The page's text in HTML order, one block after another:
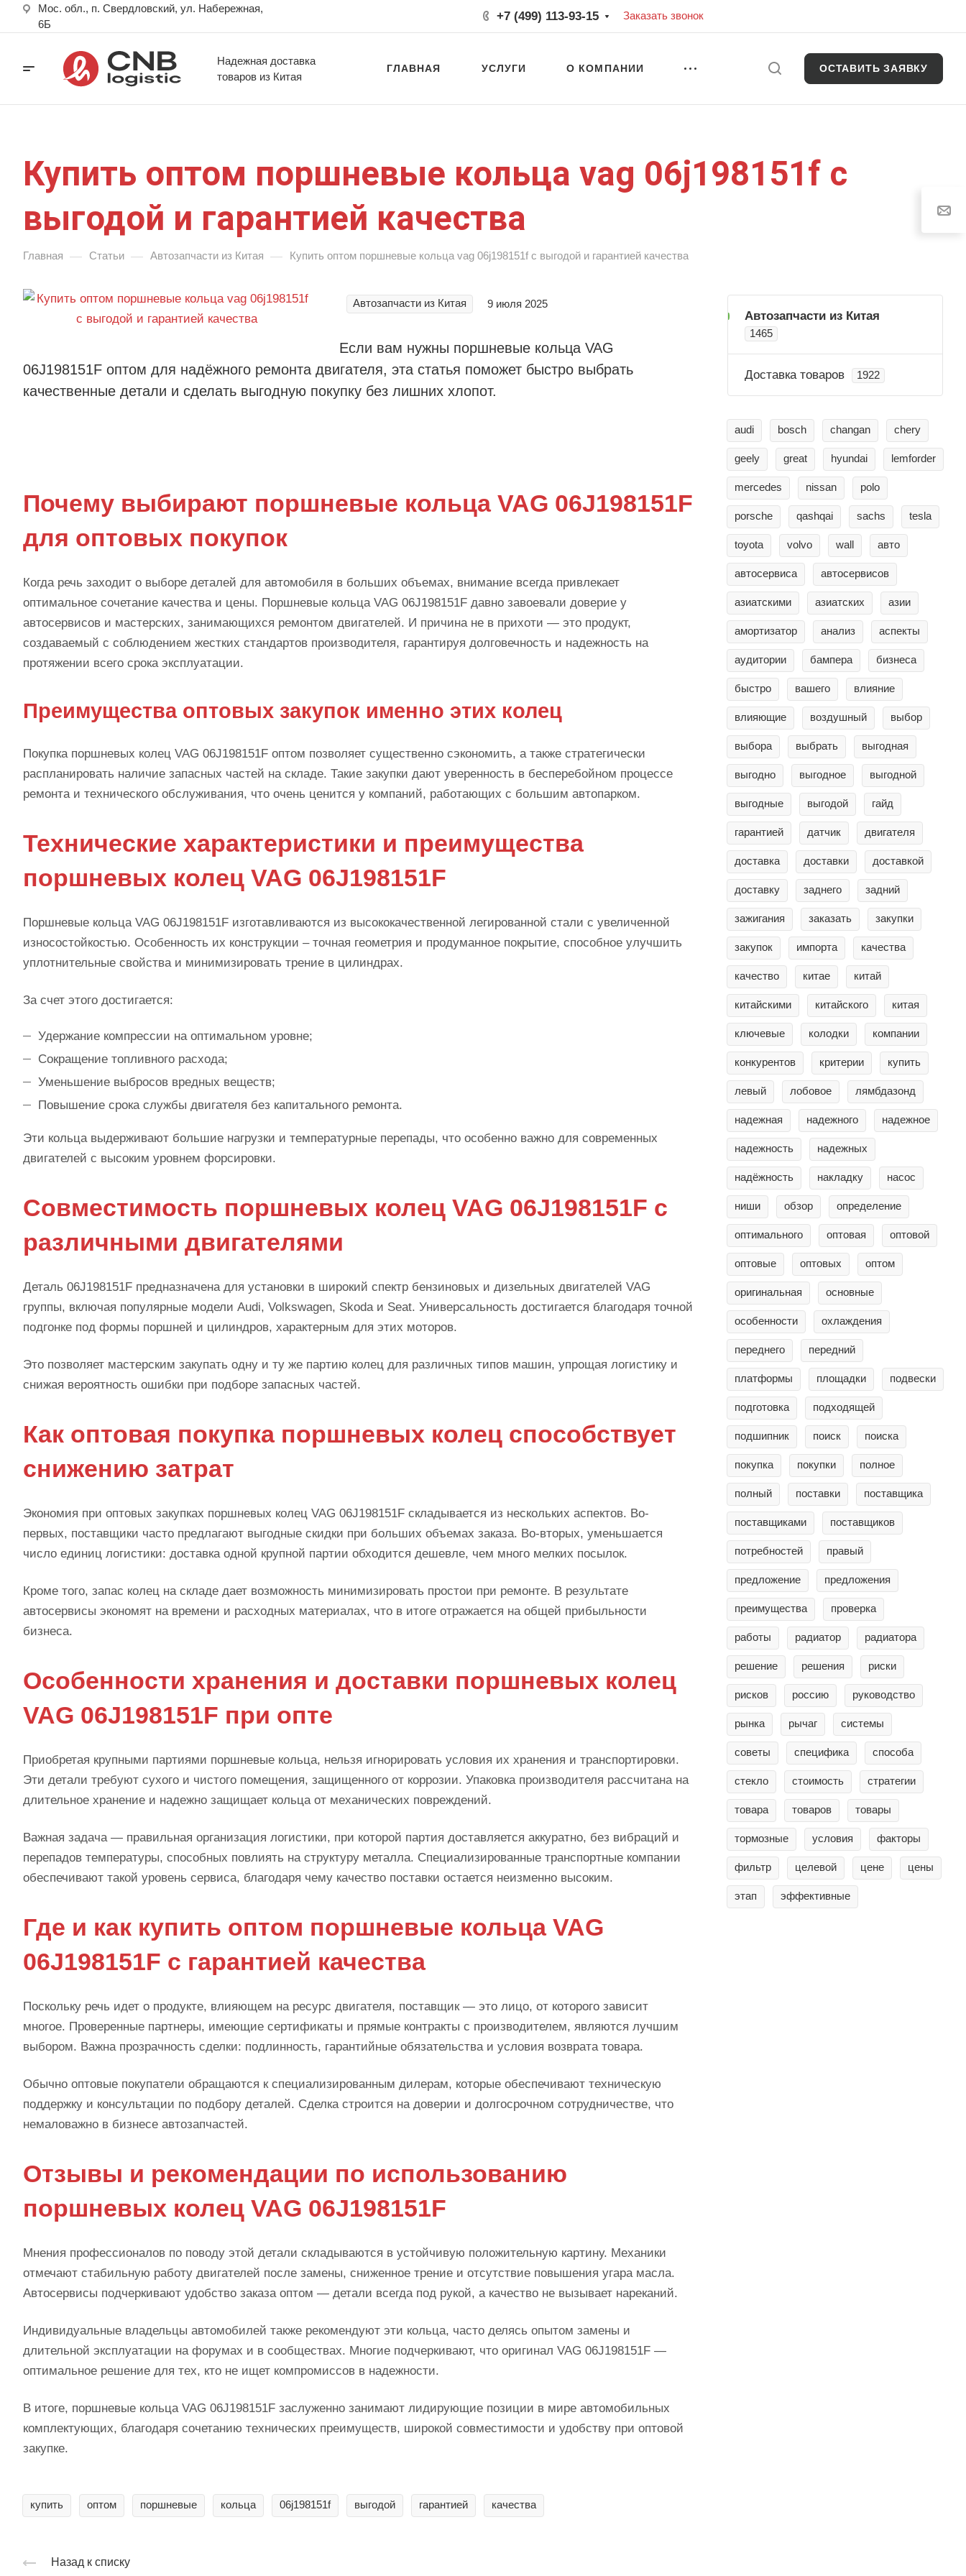
Мос. обл., п. Свердловский, ул. Набережная,
6Б
+7 (499) 113-93-15 Заказать звонок
Надежная доставка
товаров из Китая
ГЛАВНАЯ УСЛУГИ О КОМПАНИИ ОСТАВИТЬ ЗАЯВКУ
Купить оптом поршневые кольца vag 06j198151f с
выгодой и гарантией качества
Главная — Статьи — Автозапчасти из Китая — Купить оптом поршневые кольца vag 06j198151f с выгодой и гарантией качества
Автозапчасти из Китая 9 июля 2025
Если вам нужны поршневые кольца VAG
06J198151F оптом для надёжного ремонта двигателя, эта статья поможет быстро выбрать
качественные детали и сделать выгодную покупку без лишних хлопот.
Почему выбирают поршневые кольца VAG 06J198151F
для оптовых покупок
Когда речь заходит о выборе деталей для автомобиля в больших объемах, внимание всегда привлекает
оптимальное сочетание качества и цены. Поршневые кольца VAG 06J198151F давно завоевали доверие у
автосервисов и мастерских, занимающихся ремонтом двигателей. И причина не в прихоти — это продукт,
создаваемый с соблюдением жестких стандартов производителя, гарантируя долговечность и надежность на
протяжении всего срока эксплуатации.
Преимущества оптовых закупок именно этих колец
Покупка поршневых колец VAG 06J198151F оптом позволяет существенно сэкономить, а также стратегически
распланировать наличие запасных частей на складе. Такие закупки дают уверенность в бесперебойном процессе
ремонта и технического обслуживания, что очень ценится у компаний, работающих с большим автопарком.
Технические характеристики и преимущества
поршневых колец VAG 06J198151F
Поршневые кольца VAG 06J198151F изготавливаются из высококачественной легированной стали с увеличенной
износостойкостью. Особенность их конструкции – точная геометрия и продуманное покрытие, способное улучшить
уплотнительные свойства и минимизировать трение в цилиндрах.
За счет этого достигается:
Удержание компрессии на оптимальном уровне;
Сокращение топливного расхода;
Уменьшение выбросов вредных веществ;
Повышение срока службы двигателя без капитального ремонта.
Эти кольца выдерживают большие нагрузки и температурные перепады, что особенно важно для современных
двигателей с высоким уровнем форсировки.
Совместимость поршневых колец VAG 06J198151F с
различными двигателями
Деталь 06J198151F предназначена для установки в широкий спектр бензиновых и дизельных двигателей VAG
группы, включая популярные модели Audi, Volkswagen, Skoda и Seat. Универсальность достигается благодаря точной
подгонке под формы поршней и цилиндров, характерным для этих моторов.
Это позволяет мастерским закупать одну и ту же партию колец для различных типов машин, упрощая логистику и
снижая вероятность ошибки при подборе запасных частей.
Как оптовая покупка поршневых колец способствует
снижению затрат
Экономия при оптовых закупках поршневых колец VAG 06J198151F складывается из нескольких аспектов. Во-
первых, поставщики часто предлагают выгодные скидки при больших объемах заказа. Во-вторых, уменьшается
число единиц логистики: доставка одной крупной партии обходится дешевле, чем много мелких посылок.
Кроме того, запас колец на складе дает возможность минимизировать простои при ремонте. В результате
автосервисы экономят на времени и расходных материалах, что в итоге отражается на общей прибыльности
бизнеса.
Особенности хранения и доставки поршневых колец
VAG 06J198151F при опте
Приобретая крупными партиями поршневые кольца, нельзя игнорировать условия их хранения и транспортировки.
Эти детали требуют сухого и чистого помещения, защищенного от коррозии. Упаковка производителя рассчитана на
длительное хранение и надежно защищает кольца от механических повреждений.
Важная задача — правильная организация логистики, при которой партия доставляется аккуратно, без вибраций и
перепадов температуры, способных повлиять на структуру металла. Специализированные транспортные компании
обеспечивают такой уровень сервиса, благодаря чему качество поставки остается неизменно высоким.
Где и как купить оптом поршневые кольца VAG
06J198151F с гарантией качества
Поскольку речь идет о продукте, влияющем на ресурс двигателя, поставщик — это лицо, от которого зависит
многое. Проверенные партнеры, имеющие сертификаты и прямые контракты с производителем, являются лучшим
выбором. Важна прозрачность сделки: подлинность, гарантийные обязательства и условия возврата товара.
Обычно оптовые покупатели обращаются к специализированным дилерам, которые обеспечивают техническую
поддержку и консультации по подбору деталей. Сделка строится на доверии и долгосрочном сотрудничестве, что
немаловажно в бизнесе автозапчастей.
Отзывы и рекомендации по использованию
поршневых колец VAG 06J198151F
Мнения профессионалов по поводу этой детали складываются в устойчивую положительную картину. Механики
отмечают стабильную работу двигателей после замены, сниженное трение и отсутствие повышения угара масла.
Автосервисы подчеркивают удобство заказа оптом — детали всегда под рукой, а качество не вызывает нареканий.
Индивидуальные владельцы автомобилей также рекомендуют эти кольца, часто делясь опытом замены и
длительной эксплуатации на форумах и в сообществах. Многие подчеркивают, что оригинал VAG 06J198151F —
оптимальное решение для тех, кто не ищет компромиссов в надежности.
В итоге, поршневые кольца VAG 06J198151F заслуженно занимают лидирующие позиции в мире автомобильных
комплектующих, благодаря сочетанию технических преимуществ, широкой совместимости и удобству при оптовой
закупке.
купить оптом поршневые кольца 06j198151f выгодой гарантией качества
Назад к списку
Автозапчасти из Китая
1465
Доставка товаров 1922
audi bosch changan chery
geely great hyundai lemforder
mercedes nissan polo
porsche qashqai sachs tesla
toyota volvo wall авто
автосервиса автосервисов
азиатскими азиатских азии
амортизатор анализ аспекты
аудитории бампера бизнеса
быстро вашего влияние
влияющие воздушный выбор
выбора выбрать выгодная
выгодно выгодное выгодной
выгодные выгодой гайд
гарантией датчик двигателя
доставка доставки доставкой
доставку заднего задний
зажигания заказать закупки
закупок импорта качества
качество китае китай
китайскими китайского китая
ключевые колодки компании
конкурентов критерии купить
левый лобовое лямбдазонд
надежная надежного надежное
надежность надежных
надёжность накладку насос
ниши обзор определение
оптимального оптовая оптовой
оптовые оптовых оптом
оригинальная основные
особенности охлаждения
переднего передний
платформы площадки подвески
подготовка подходящей
подшипник поиск поиска
покупка покупки полное
полный поставки поставщика
поставщиками поставщиков
потребностей правый
предложение предложения
преимущества проверка
работы радиатор радиатора
решение решения риски
рисков россию руководство
рынка рычаг системы
советы специфика способа
стекло стоимость стратегии
товара товаров товары
тормозные условия факторы
фильтр целевой цене цены
этап эффективные